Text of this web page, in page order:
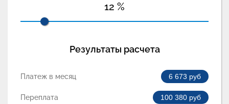
12 %
Результаты расчета
Платеж в месяц 6 673 руб
Переплата 100 380 руб